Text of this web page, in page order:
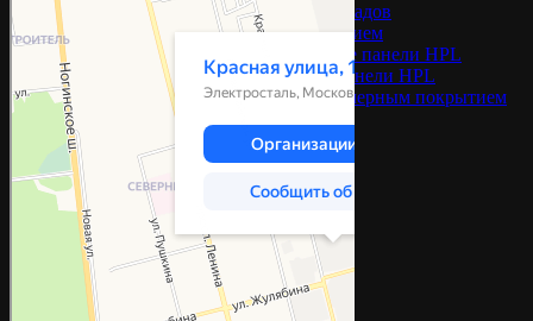
HPL панели для фасадов
СМЛ с HPL покрытием
Антибактериальные панели HPL
Антивандальные панели HPL
Cтеновые панели с полимерным покрытием
Стеновые панели ГКЛ
Панели на основе СМЛ